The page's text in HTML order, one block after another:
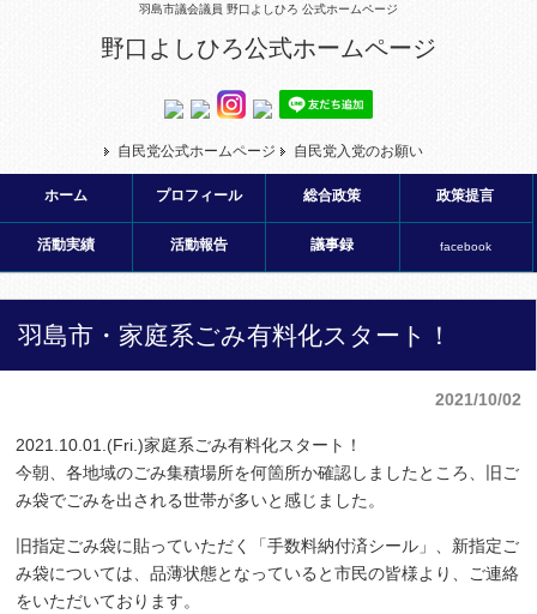
羽島市議会議員 野口よしひろ 公式ホームページ
野口よしひろ公式ホームページ
自民党公式ホームページ 自民党入党のお願い
ホーム プロフィール 総合政策 政策提言
活動実績 活動報告 議事録 facebook
羽島市・家庭系ごみ有料化スタート！
2021/10/02
2021.10.01.(Fri.)家庭系ごみ有料化スタート！
今朝、各地域のごみ集積場所を何箇所か確認しましたところ、旧ご
み袋でごみを出される世帯が多いと感じました。
旧指定ごみ袋に貼っていただく「手数料納付済シール」、新指定ご
み袋については、品薄状態となっていると市民の皆様より、ご連絡
をいただいております。